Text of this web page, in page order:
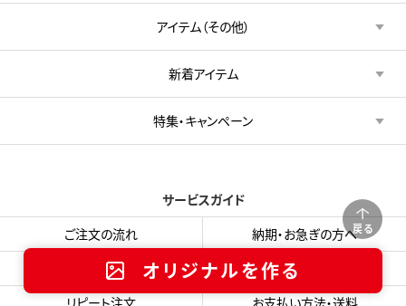
戻る
オリジナルを作る
アイテム（その他）
新着アイテム
特集・キャンペーン
サービスガイド
ご注文の流れ
納期・お急ぎの方へ
お見積り依頼方法
プリント料金について